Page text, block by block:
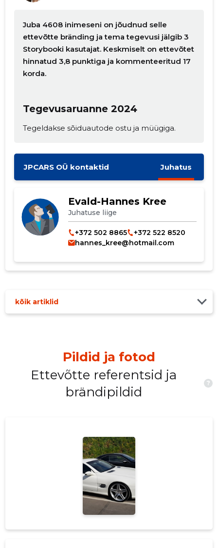
Juba 4608 inimeseni on jõudnud selle
ettevõtte bränding ja tema tegevusi jälgib 3
Storybooki kasutajat. Keskmiselt on ettevõtet
hinnatud 3,8 punktiga ja kommenteeritud 17
korda.
Tegevusaruanne 2024
Tegeldakse sõiduautode ostu ja müügiga.
JPCARS OÜ kontaktid Juhatus
Evald-Hannes Kree
Juhatuse liige
+372 502 8865
+372 522 8520
hannes_kree@hotmail.com
kõik artiklid
Pildid ja fotod
Ettevõtte referentsid ja
brändipildid
?
Muuda pildi
kirjeldust